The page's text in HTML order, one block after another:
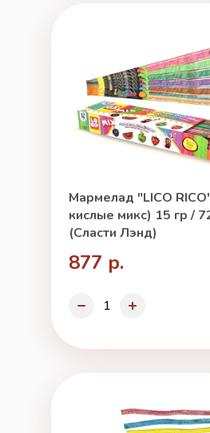
Мармелад "LICO
кислые микс) 15 гр /
(Сласти Лэнд)
877 р.